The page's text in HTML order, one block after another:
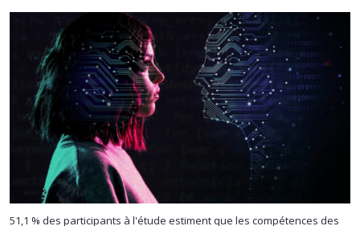
51,1 % des participants à l'étude estiment que les compétences des